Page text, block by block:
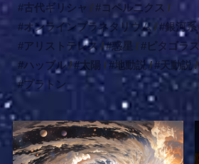
古代ギリシャ
コペルニクス
オンラインプラネタリウム
銀河系
アリストテレス
惑星 ピタゴラス
ハッブル
太陽 地動説 天動説
プラトン